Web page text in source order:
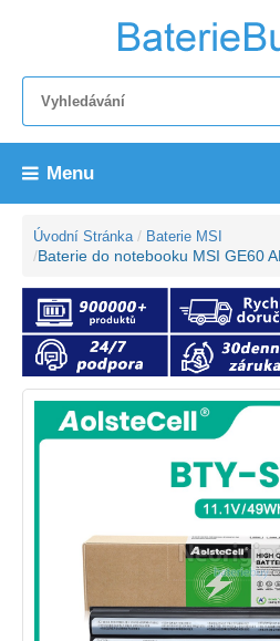
Menu
Úvodní Stránka Baterie MSI
Baterie do notebooku MSI GE60